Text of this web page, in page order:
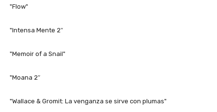
"Flow"
"Intensa Mente 2″
"Memoir of a Snail"
"Moana 2″
"Wallace & Gromit: La venganza se sirve con plumas"